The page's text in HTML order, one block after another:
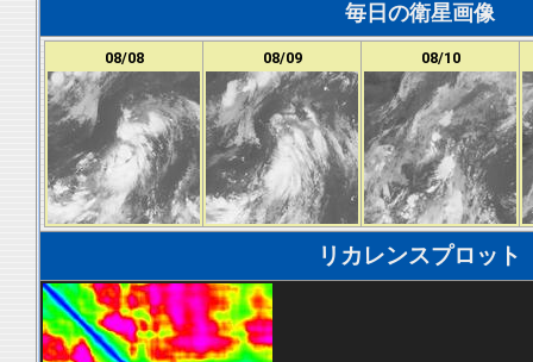
毎日の衛星画像
08/08 08/09 08/10
リカレンスプロット